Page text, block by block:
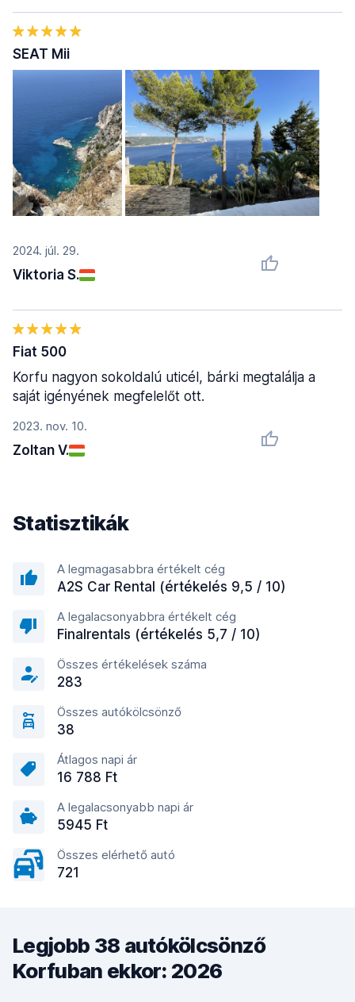
2024. júl. 29.
Viktoria S.
SEAT Mii
2023. nov. 10.
Zoltan V.
Fiat 500
Korfu nagyon sokoldalú uticél, bárki megtalálja a
saját igényének megfelelőt ott.
Statisztikák
A legmagasabbra értékelt cég
A2S Car Rental (értékelés 9,5 / 10)
A legalacsonyabbra értékelt cég
Finalrentals (értékelés 5,7 / 10)
Összes értékelések száma
283
Összes autókölcsönző
38
Átlagos napi ár
16 788 Ft
A legalacsonyabb napi ár
5945 Ft
Összes elérhető autó
721
Legjobb 38 autókölcsönző
Korfuban ekkor: 2026